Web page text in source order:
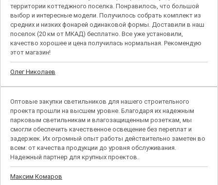
территории коттеджного поселка. Понравилось, что большой
выбор и интересные модели. Получилось собрать комплект из
средних и низких фонарей одинаковой формы. Доставили в наш
поселок (20 км от МКАД) бесплатно. Все уже установили,
качество хорошее и цена получилась нормальная. Рекомендую
этот магазин!
Олег Николаев
Оптовые закупки светильников для нашего строительного
проекта прошли на высшем уровне. Благодаря их надежным
парковым светильникам и влагозащищенным розеткам, мы
смогли обеспечить качественное освещение без переплат и
задержек. Их огромный опыт работы действительно заметен во
всем: от качества продукции до уровня обслуживания.
Надежный партнер для крупных проектов.
Максим Комаров